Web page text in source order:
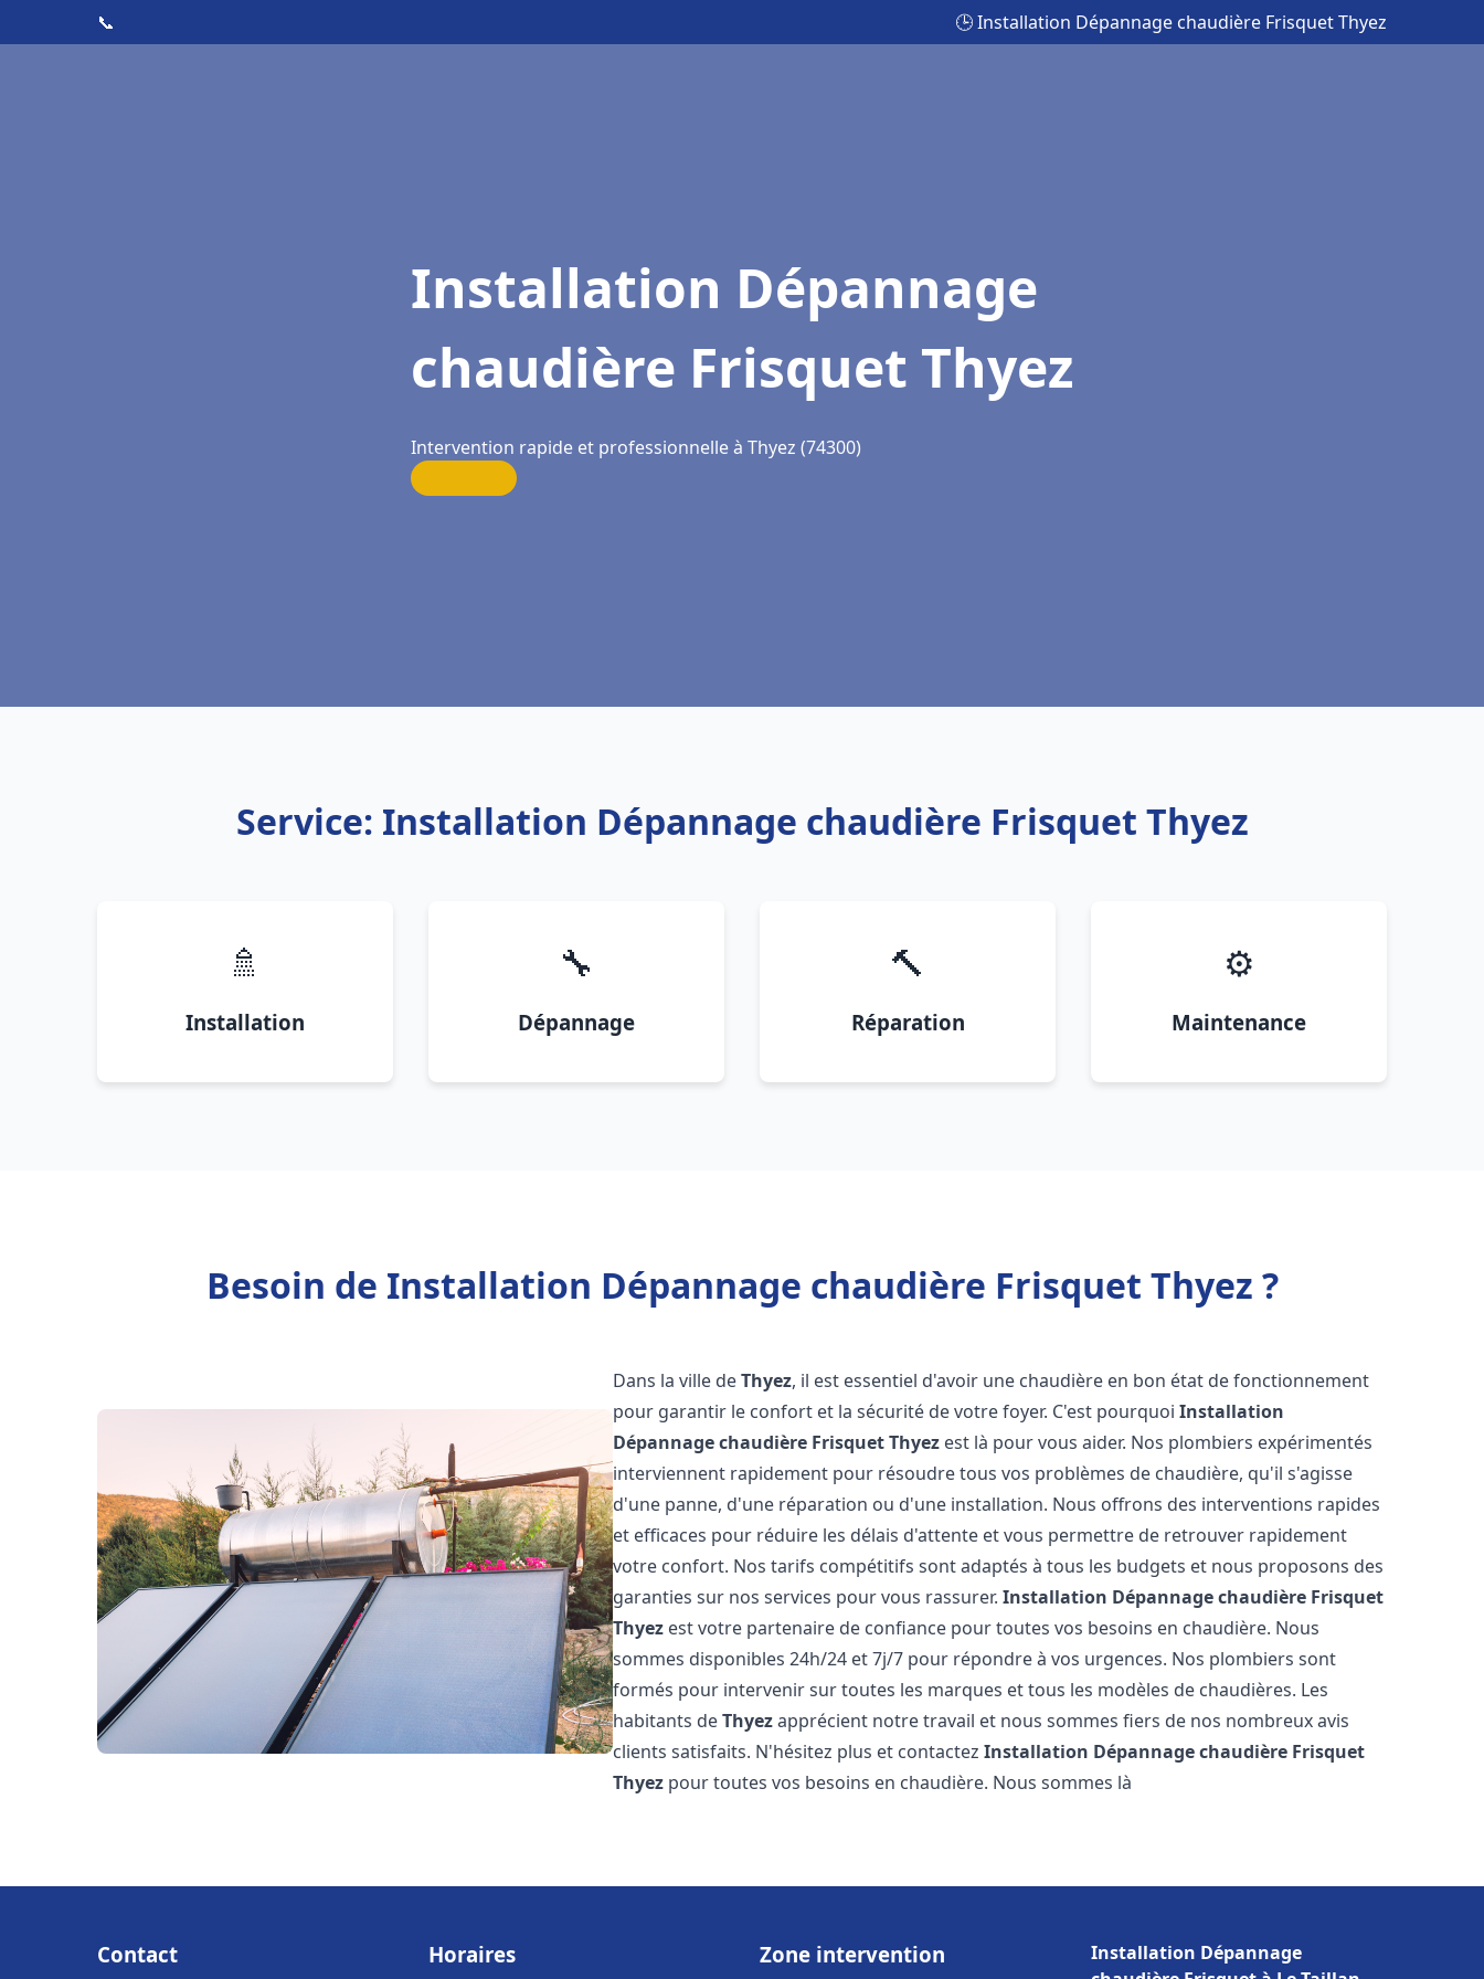
📞 🕒 Installation Dépannage chaudière Frisquet Thyez
Installation Dépannage
chaudière Frisquet Thyez
Intervention rapide et professionnelle à Thyez (74300)
Service: Installation Dépannage chaudière Frisquet Thyez
🚿
Installation
🔧
Dépannage
🔨
Réparation
⚙️
Maintenance
Besoin de Installation Dépannage chaudière Frisquet Thyez ?
Dans la ville deThyez, il est essentiel d'avoir une chaudière en bon état de fonctionnement
pour garantir le confort et la sécurité de votre foyer. C'est pourquoiInstallation
Dépannage chaudière FrisquetThyez est là pour vous aider. Nos plombiers expérimentés
interviennent rapidement pour résoudre tous vos problèmes de chaudière, qu'il s'agisse
d'une panne, d'une réparation ou d'une installation. Nous offrons des interventions rapides
et efficaces pour réduire les délais d'attente et vous permettre de retrouver rapidement
votre confort. Nos tarifs compétitifs sont adaptés à tous les budgets et nous proposons des
garanties sur nos services pour vous rassurer.Installation Dépannage chaudière Frisquet
Thyez est votre partenaire de confiance pour toutes vos besoins en chaudière. Nous
sommes disponibles 24h/24 et 7j/7 pour répondre à vos urgences. Nos plombiers sont
formés pour intervenir sur toutes les marques et tous les modèles de chaudières. Les
habitants deThyezapprécient notre travail et nous sommes fiers de nos nombreux avis
clients satisfaits. N'hésitez plus et contactezInstallation Dépannage chaudière Frisquet
Thyez pour toutes vos besoins en chaudière. Nous sommes là
Contact Horaires Zone intervention
Installation Dépannage